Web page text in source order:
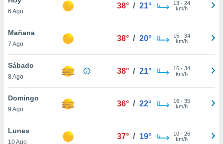
en
más
nuestra
de
6 Ago
38° / 21° 13- 24
km/h
Mañana
7 Ago
38° / 20° 15- 34
km/h
Sábado
8 Ago
38° / 21° 16- 34
km/h
Domingo
9 Ago
36° / 22° 16- 35
km/h
Lunes
10 Ago
37° / 19° 10- 26
km/h